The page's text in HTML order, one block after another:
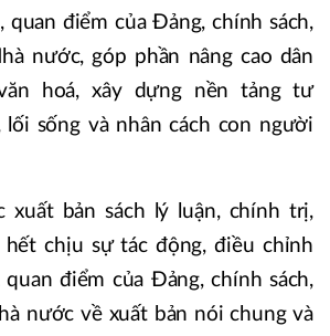
quan điểm của Đảng, chính sách,
nước, góp phần nâng cao dân
hoá, xây dựng nền tảng tư
sống và nhân cách con người
xuất bản sách lý luận, chính trị,
chịu sự tác động, điều chỉnh
điểm của Đảng, chính sách,
nước về xuất bản nói chung và